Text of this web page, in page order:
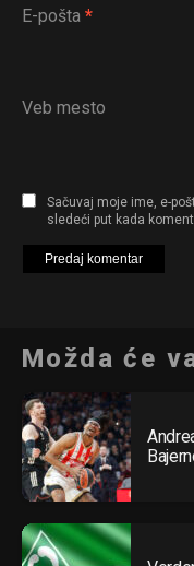
E-pošta *
Veb mesto
Sačuvaj moje ime, e-
sledeći put kada
Možda će